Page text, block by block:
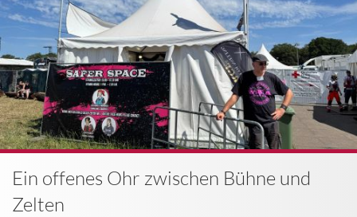
Ein offenes Ohr zwischen Bühne und
Zelten